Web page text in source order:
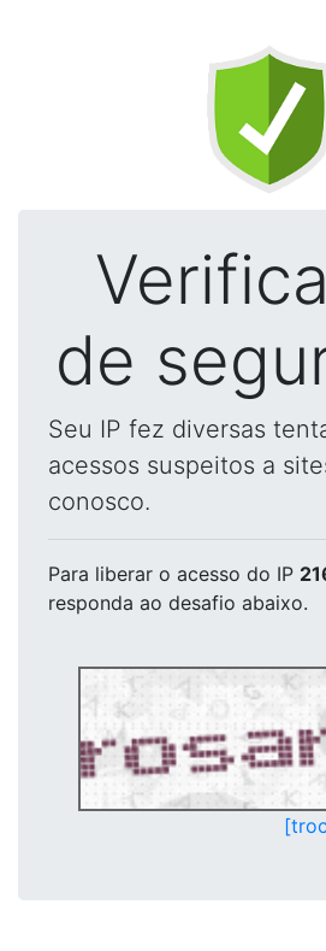
de
Seu IP fez diversas
acessos suspeitos a
conosco.
Para liberar o acesso do IP
responda ao desafio abaixo.